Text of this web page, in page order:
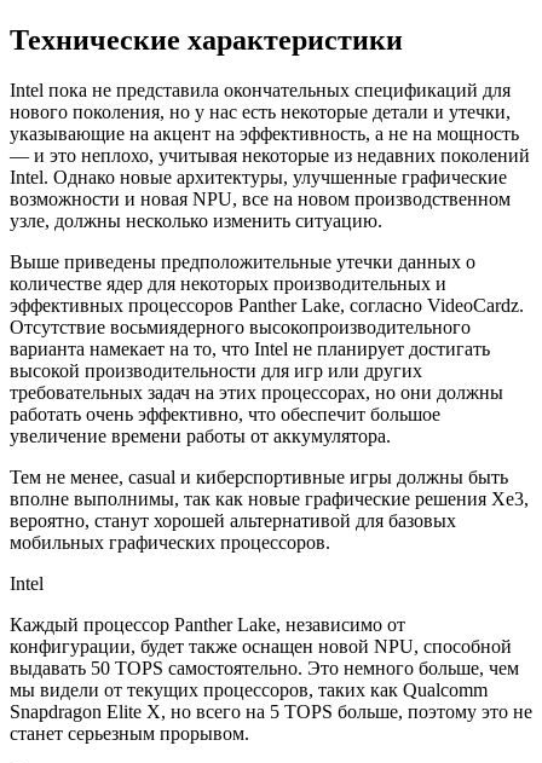
Технические характеристики
Intel пока не представила окончательных спецификаций для
нового поколения, но у нас есть некоторые детали и утечки,
указывающие на акцент на эффективность, а не на мощность
— и это неплохо, учитывая некоторые из недавних поколений
Intel. Однако новые архитектуры, улучшенные графические
возможности и новая NPU, все на новом производственном
узле, должны несколько изменить ситуацию.
Выше приведены предположительные утечки данных о
количестве ядер для некоторых производительных и
эффективных процессоров Panther Lake, согласно VideoCardz.
Отсутствие восьмиядерного высокопроизводительного
варианта намекает на то, что Intel не планирует достигать
высокой производительности для игр или других
требовательных задач на этих процессорах, но они должны
работать очень эффективно, что обеспечит большое
увеличение времени работы от аккумулятора.
Тем не менее, casual и киберспортивные игры должны быть
вполне выполнимы, так как новые графические решения Xe3,
вероятно, станут хорошей альтернативой для базовых
мобильных графических процессоров.
Intel
Каждый процессор Panther Lake, независимо от
конфигурации, будет также оснащен новой NPU, способной
выдавать 50 TOPS самостоятельно. Это немного больше, чем
мы видели от текущих процессоров, таких как Qualcomm
Snapdragon Elite X, но всего на 5 TOPS больше, поэтому это не
станет серьезным прорывом.